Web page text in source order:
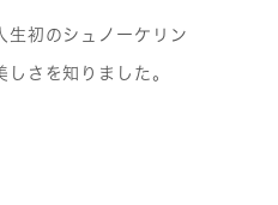
生初のシュノーケリン
さを知りました。